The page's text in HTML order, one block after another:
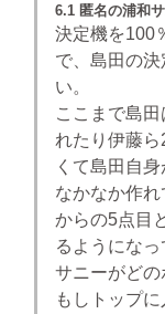
6.1 匿名の浦和
決定機を100
で、島田の
い。
ここまで島
れたり伊藤
くて島田自
なかなか作
からの5点目
るようになっ
サニーがどの
もしトップ